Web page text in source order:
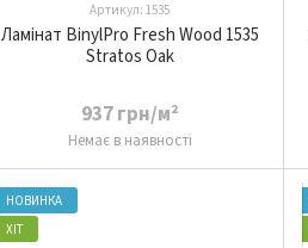
Артикул: 1535
Ламінат BinylPro Fresh Wood 1535
Stratos Oak
937 грн/м²
Немає в наявності
НОВИНКА
ХІТ